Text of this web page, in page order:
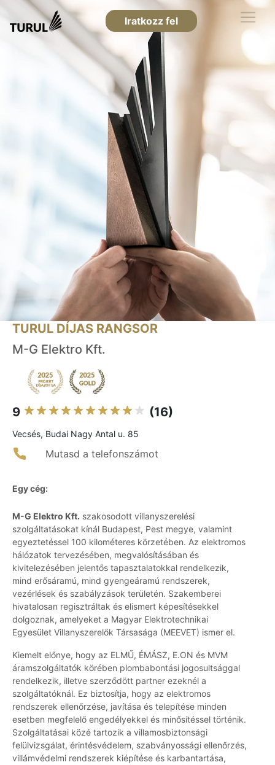
Iratkozz fel
TURUL DÍJAS RANGSOR
M-G Elektro Kft.
9 (16)
Vecsés, Budai Nagy Antal u. 85
Mutasd a telefonszámot
Egy cég:
M-G Elektro Kft. szakosodott villanyszerelési
szolgáltatásokat kínál Budapest, Pest megye, valamint
egyeztetéssel 100 kilométeres körzetében. Az elektromos
hálózatok tervezésében, megvalósításában és
kivitelezésében jelentős tapasztalatokkal rendelkezik,
mind erősáramú, mind gyengeáramú rendszerek,
vezérlések és szabályzások területén. Szakemberei
hivatalosan regisztráltak és elismert képesítésekkel
dolgoznak, amelyeket a Magyar Elektrotechnikai
Egyesület Villanyszerelők Társasága (MEEVET) ismer el.
Kiemelt előnye, hogy az ELMŰ, ÉMÁSZ, E.ON és MVM
áramszolgáltatók körében plombabontási jogosultsággal
rendelkezik, illetve szerződött partner ezeknél a
szolgáltatóknál. Ez biztosítja, hogy az elektromos
rendszerek ellenőrzése, javítása és telepítése minden
esetben megfelelő engedélyekkel és minősítéssel történik.
Szolgáltatásai közé tartozik a villamosbiztonsági
felülvizsgálat, érintésvédelem, szabványossági ellenőrzés,
villámvédelmi rendszerek kiépítése és karbantartása,